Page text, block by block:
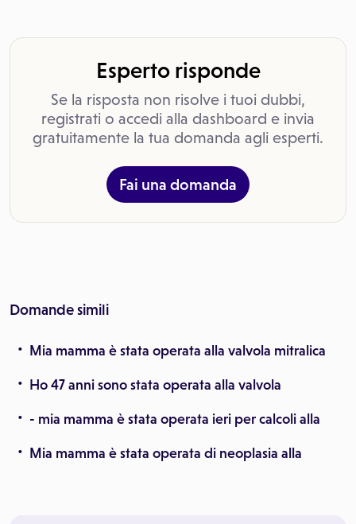
Esperto risponde
Se la risposta non risolve i tuoi dubbi,
registrati o accedi alla dashboard e invia
gratuitamente la tua domanda agli esperti.
Fai una domanda
Domande simili
Mia mamma è stata operata alla valvola mitralica
Ho 47 anni sono stata operata alla valvola
- mia mamma è stata operata ieri per calcoli alla
Mia mamma è stata operata di neoplasia alla